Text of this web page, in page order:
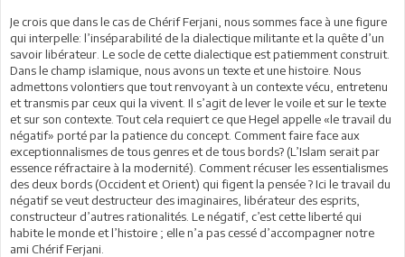
Je crois que dans le cas de Chérif Ferjani, nous sommes face à une figure
qui interpelle: l’inséparabilité de la dialectique militante et la quête d’un
savoir libérateur. Le socle de cette dialectique est patiemment construit.
Dans le champ islamique, nous avons un texte et une histoire. Nous
admettons volontiers que tout renvoyant à un contexte vécu, entretenu
et transmis par ceux qui la vivent. Il s’agit de lever le voile et sur le texte
et sur son contexte. Tout cela requiert ce que Hegel appelle «le travail du
négatif» porté par la patience du concept. Comment faire face aux
exceptionnalismes de tous genres et de tous bords? (L’Islam serait par
essence réfractaire à la modernité). Comment récuser les essentialismes
des deux bords (Occident et Orient) qui figent la pensée ? Ici le travail du
négatif se veut destructeur des imaginaires, libérateur des esprits,
constructeur d’autres rationalités. Le négatif, c’est cette liberté qui
habite le monde et l’histoire ; elle n’a pas cessé d’accompagner notre
ami Chérif Ferjani.